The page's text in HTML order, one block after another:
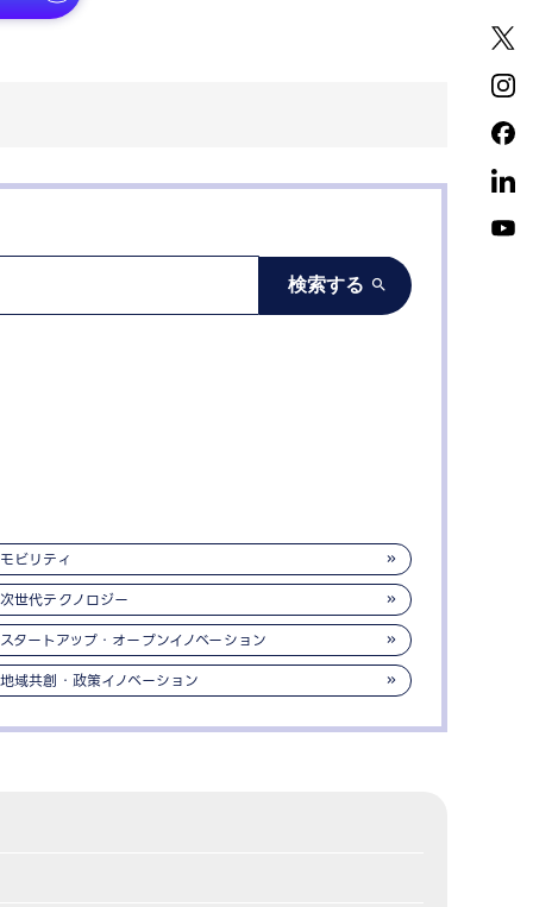
モビリティ
次世代テクノロジー
スタートアップ・オープンイノベーション
地域共創・政策イノベーション